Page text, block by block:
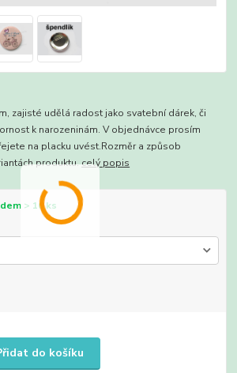
zajisté udělá radost jako svatební dárek, či
k narozeninám. V objednávce prosím
na placku uvést.Rozměr a způsob
produktu.celý popis
> 10 ks
do košíku